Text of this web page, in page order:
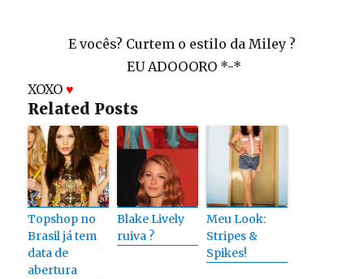
E vocês? Curtem o estilo da Miley ?
EU ADOOORO *-*
XOXO♥
Related Posts
Topshop no
Brasil já tem
data de
abertura
Blake Lively
ruiva ?
Meu Look:
Stripes &
Spikes!